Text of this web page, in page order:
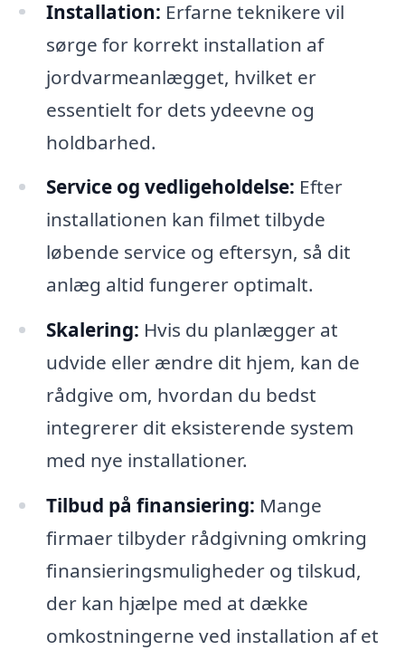
Installation: Erfarne teknikere vil
sørge for korrekt installation af
jordvarmeanlægget, hvilket er
essentielt for dets ydeevne og
holdbarhed.
Service og vedligeholdelse: Efter
installationen kan filmet tilbyde
løbende service og eftersyn, så dit
anlæg altid fungerer optimalt.
Skalering: Hvis du planlægger at
udvide eller ændre dit hjem, kan de
rådgive om, hvordan du bedst
integrerer dit eksisterende system
med nye installationer.
Tilbud på finansiering: Mange
firmaer tilbyder rådgivning omkring
finansieringsmuligheder og tilskud,
der kan hjælpe med at dække
omkostningerne ved installation af et